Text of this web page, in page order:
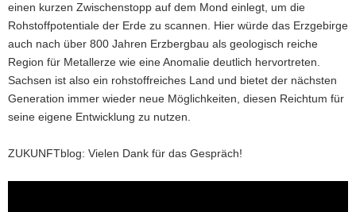
einen kurzen Zwischenstopp auf dem Mond einlegt, um die
Rohstoffpotentiale der Erde zu scannen. Hier würde das Erzgebirge
auch nach über 800 Jahren Erzbergbau als geologisch reiche
Region für Metallerze wie eine Anomalie deutlich hervortreten.
Sachsen ist also ein rohstoffreiches Land und bietet der nächsten
Generation immer wieder neue Möglichkeiten, diesen Reichtum für
seine eigene Entwicklung zu nutzen.
ZUKUNFTblog: Vielen Dank für das Gespräch!